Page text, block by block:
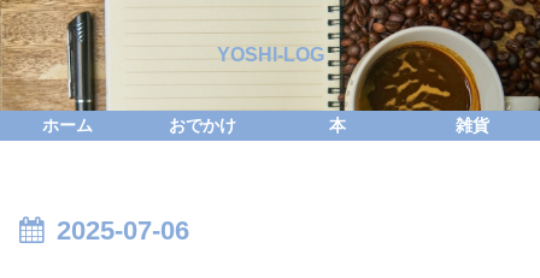
YOSHI-LOG
ホーム おでかけ 本 雑貨
2025-07-06